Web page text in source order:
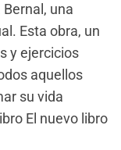
una
Esta obra, un
y ejercicios
aquellos
su vida
El nuevo libro